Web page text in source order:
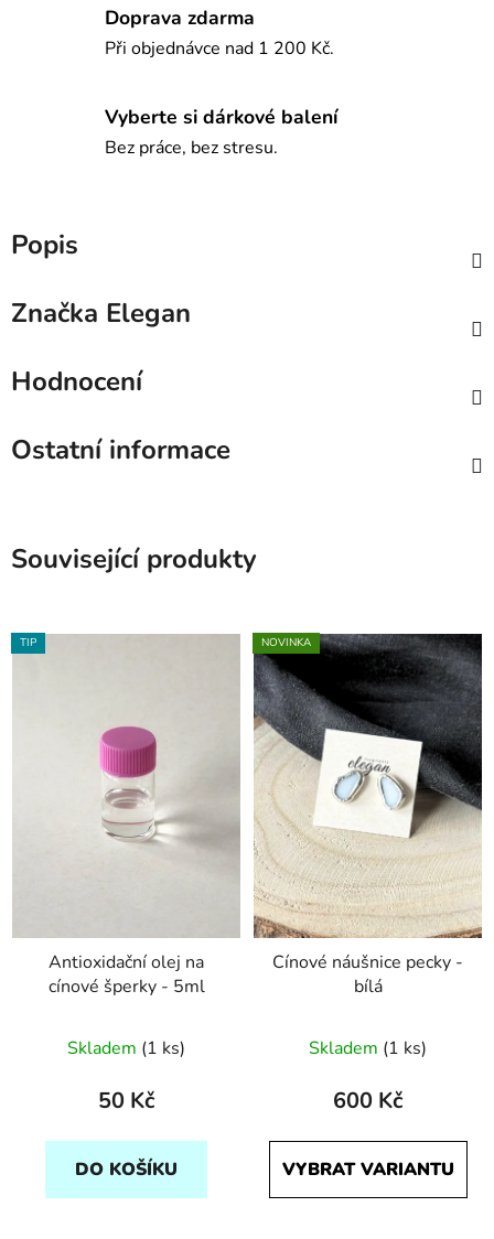
Doprava zdarma
Při objednávce nad 1 200 Kč.
Vyberte si dárkové balení
Bez práce, bez stresu.
Popis
Značka Elegan
Hodnocení
Ostatní informace
Související produkty
TIP
Antioxidační olej na
cínové šperky - 5ml
Skladem (1 ks)
50 Kč
DO KOŠÍKU
NOVINKA
Cínové náušnice pecky -
bílá
Skladem (1 ks)
600 Kč
VYBRAT VARIANTU